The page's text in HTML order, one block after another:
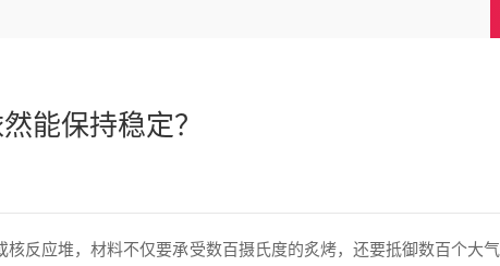
能保持稳定？
反应堆，材料不仅要承受数百摄氏度的炙烤，还要抵御数百个